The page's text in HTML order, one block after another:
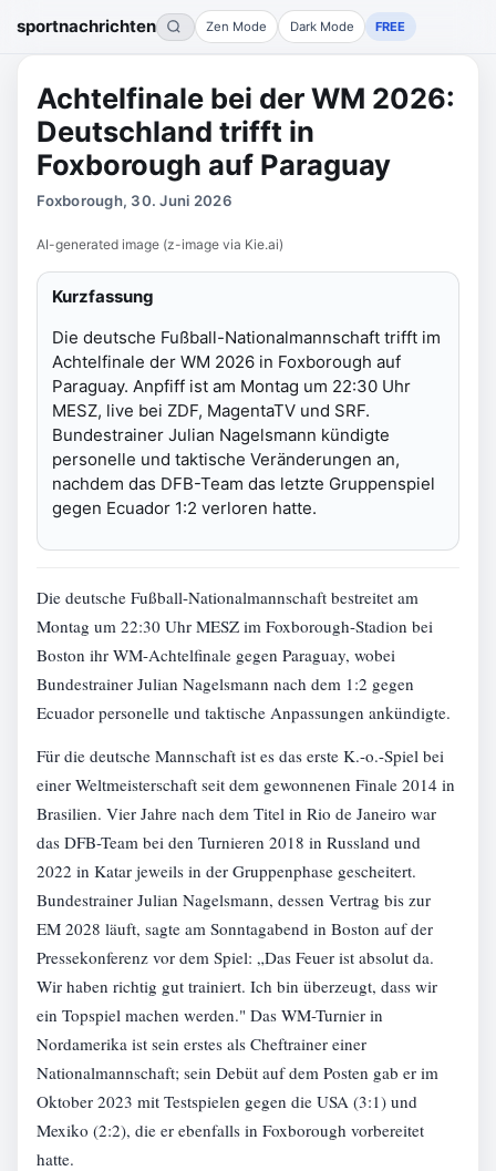
sportnachrichten Zen Mode Dark Mode FREE
Achtelfinale bei der WM 2026:
Deutschland trifft in
Foxborough auf Paraguay
Foxborough, 30. Juni 2026
AI-generated image (z-image via Kie.ai)
Kurzfassung
Die deutsche Fußball-Nationalmannschaft trifft im
Achtelfinale der WM 2026 in Foxborough auf
Paraguay. Anpfiff ist am Montag um 22:30 Uhr
MESZ, live bei ZDF, MagentaTV und SRF.
Bundestrainer Julian Nagelsmann kündigte
personelle und taktische Veränderungen an,
nachdem das DFB-Team das letzte Gruppenspiel
gegen Ecuador 1:2 verloren hatte.
Die deutsche Fußball-Nationalmannschaft bestreitet am
Montag um 22:30 Uhr MESZ im Foxborough-Stadion bei
Boston ihr WM-Achtelfinale gegen Paraguay, wobei
Bundestrainer Julian Nagelsmann nach dem 1:2 gegen
Ecuador personelle und taktische Anpassungen ankündigte.
Für die deutsche Mannschaft ist es das erste K.-o.-Spiel bei
einer Weltmeisterschaft seit dem gewonnenen Finale 2014 in
Brasilien. Vier Jahre nach dem Titel in Rio de Janeiro war
das DFB-Team bei den Turnieren 2018 in Russland und
2022 in Katar jeweils in der Gruppenphase gescheitert.
Bundestrainer Julian Nagelsmann, dessen Vertrag bis zur
EM 2028 läuft, sagte am Sonntagabend in Boston auf der
Pressekonferenz vor dem Spiel: „Das Feuer ist absolut da.
Wir haben richtig gut trainiert. Ich bin überzeugt, dass wir
ein Topspiel machen werden." Das WM-Turnier in
Nordamerika ist sein erstes als Cheftrainer einer
Nationalmannschaft; sein Debüt auf dem Posten gab er im
Oktober 2023 mit Testspielen gegen die USA (3:1) und
Mexiko (2:2), die er ebenfalls in Foxborough vorbereitet
hatte.